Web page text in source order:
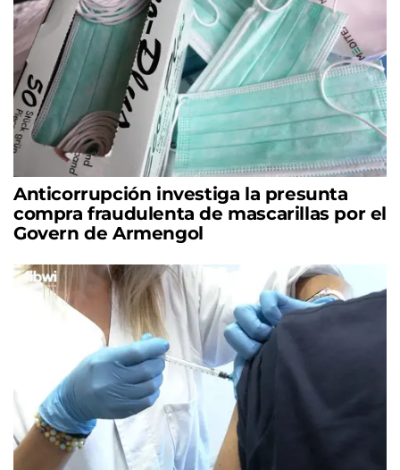
Anticorrupción investiga la presunta
compra fraudulenta de mascarillas por el
Govern de Armengol